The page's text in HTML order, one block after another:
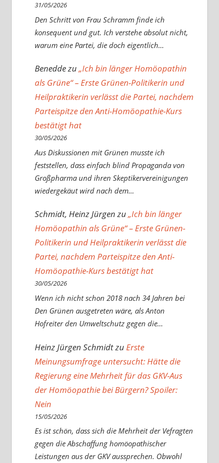
31/05/2026
Den Schritt von Frau Schramm finde ich
konsequent und gut. Ich verstehe absolut nicht,
warum eine Partei, die doch eigentlich…
Beneddezu„Ich bin länger Homöopathin
als Grüne“ – Erste Grünen-Politikerin und
Heilpraktikerin verlässt die Partei, nachdem
Parteispitze den Anti-Homöopathie-Kurs
bestätigt hat
30/05/2026
Aus Diskussionen mit Grünen musste ich
feststellen, dass einfach blind Propaganda von
Großpharma und ihren Skeptikervereinigungen
wiedergekäut wird nach dem…
Schmidt, Heinz Jürgenzu„Ich bin länger
Homöopathin als Grüne“ – Erste Grünen-
Politikerin und Heilpraktikerin verlässt die
Partei, nachdem Parteispitze den Anti-
Homöopathie-Kurs bestätigt hat
30/05/2026
Wenn ich nicht schon 2018 nach 34 Jahren bei
Den Grünen ausgetreten wäre, als Anton
Hofreiter den Umweltschutz gegen die…
Heinz Jürgen SchmidtzuErste
Meinungsumfrage untersucht: Hätte die
Regierung eine Mehrheit für das GKV-Aus
der Homöopathie bei Bürgern? Spoiler:
Nein
15/05/2026
Es ist schön, dass sich die Mehrheit der Vefragten
gegen die Abschaffung homöopathischer
Leistungen aus der GKV aussprechen. Obwohl